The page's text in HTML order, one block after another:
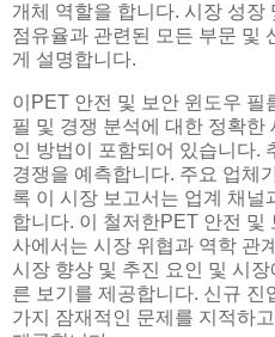
개체 역할을 합니다. 시장 성장
점유율과 관련된 모든 부문 및
게 설명합니다.
이PET 안전 및 보안 윈도우 필
필 및 경쟁 분석에 대한 정확한
인 방법이 포함되어 있습니다.
경쟁을 예측합니다. 주요 업체
록 이 시장 보고서는 업계 채널
합니다. 이 철저한PET 안전 및
사에서는 시장 위협과 역학 관
시장 향상 및 추진 요인 및 시
른 보기를 제공합니다. 신규 진
가지 잠재적인 문제를 지적하